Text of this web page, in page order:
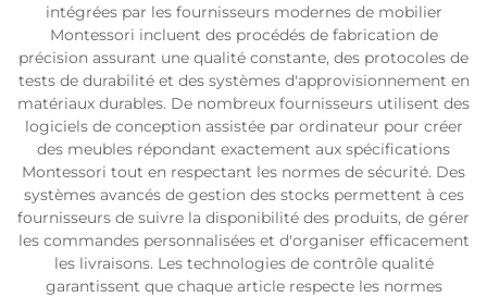
intégrées par les fournisseurs modernes de mobilier
Montessori incluent des procédés de fabrication de
précision assurant une qualité constante, des protocoles de
tests de durabilité et des systèmes d'approvisionnement en
matériaux durables. De nombreux fournisseurs utilisent des
logiciels de conception assistée par ordinateur pour créer
des meubles répondant exactement aux spécifications
Montessori tout en respectant les normes de sécurité. Des
systèmes avancés de gestion des stocks permettent à ces
fournisseurs de suivre la disponibilité des produits, de gérer
les commandes personnalisées et d'organiser efficacement
les livraisons. Les technologies de contrôle qualité
garantissent que chaque article respecte les normes